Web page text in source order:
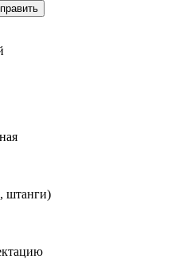
штанги)